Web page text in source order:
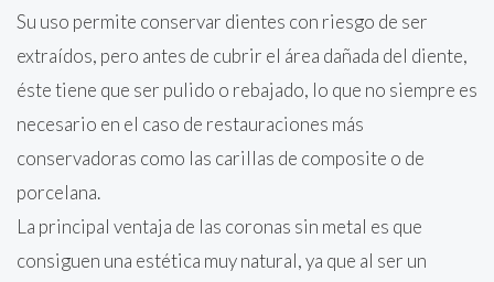
Su uso permite conservar dientes con riesgo de ser
extraídos, pero antes de cubrir el área dañada del diente,
éste tiene que ser pulido o rebajado, lo que no siempre es
necesario en el caso de restauraciones más
conservadoras como las carillas de composite o de
porcelana.
La principal ventaja de las coronas sin metal es que
consiguen una estética muy natural, ya que al ser un